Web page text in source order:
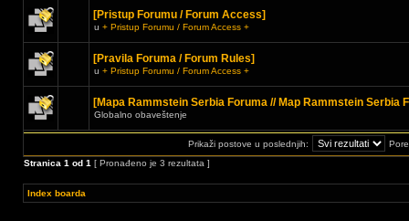
[Pristup Forumu / Forum Access]
u + Pristup Forumu / Forum Access +
[Pravila Foruma / Forum Rules]
u + Pristup Forumu / Forum Access +
[Mapa Rammstein Serbia Foruma // Map Rammstein Serbia
Globalno obaveštenje
Prikaži postove u poslednjih:
Stranica 1 od 1 [ Pronađeno je 3 rezultata ]
Index boarda